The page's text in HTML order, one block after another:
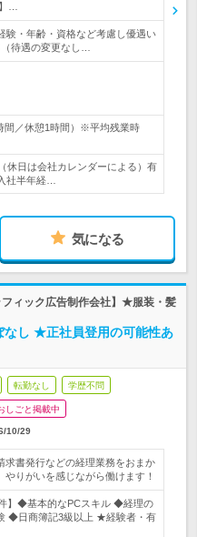
…
験・年齢・資格など考慮し優遇い
待遇の変更なし…
間／休憩1時間）※平均残業時
休日は会社カレンダーによる）有
社半年経…
気になる
ィック広告制作会社】★服装・髪
し ★正社員登用の可能性あ
転勤なし 学歴不問
しごと掲載中
10/29
求書発行などの経理業務をおまか
りがいを感じながら働けます！
】◆基本的なPCスキル ◆経理の
◆日商簿記3級以上 ★経験者・有